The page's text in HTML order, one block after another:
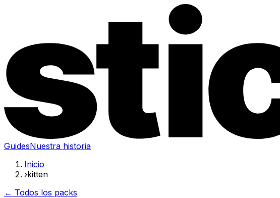
GuidesNuestra historia
Inicio
›kitten
← Todos los packs